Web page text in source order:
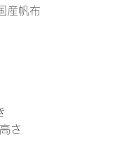
産帆布
さ